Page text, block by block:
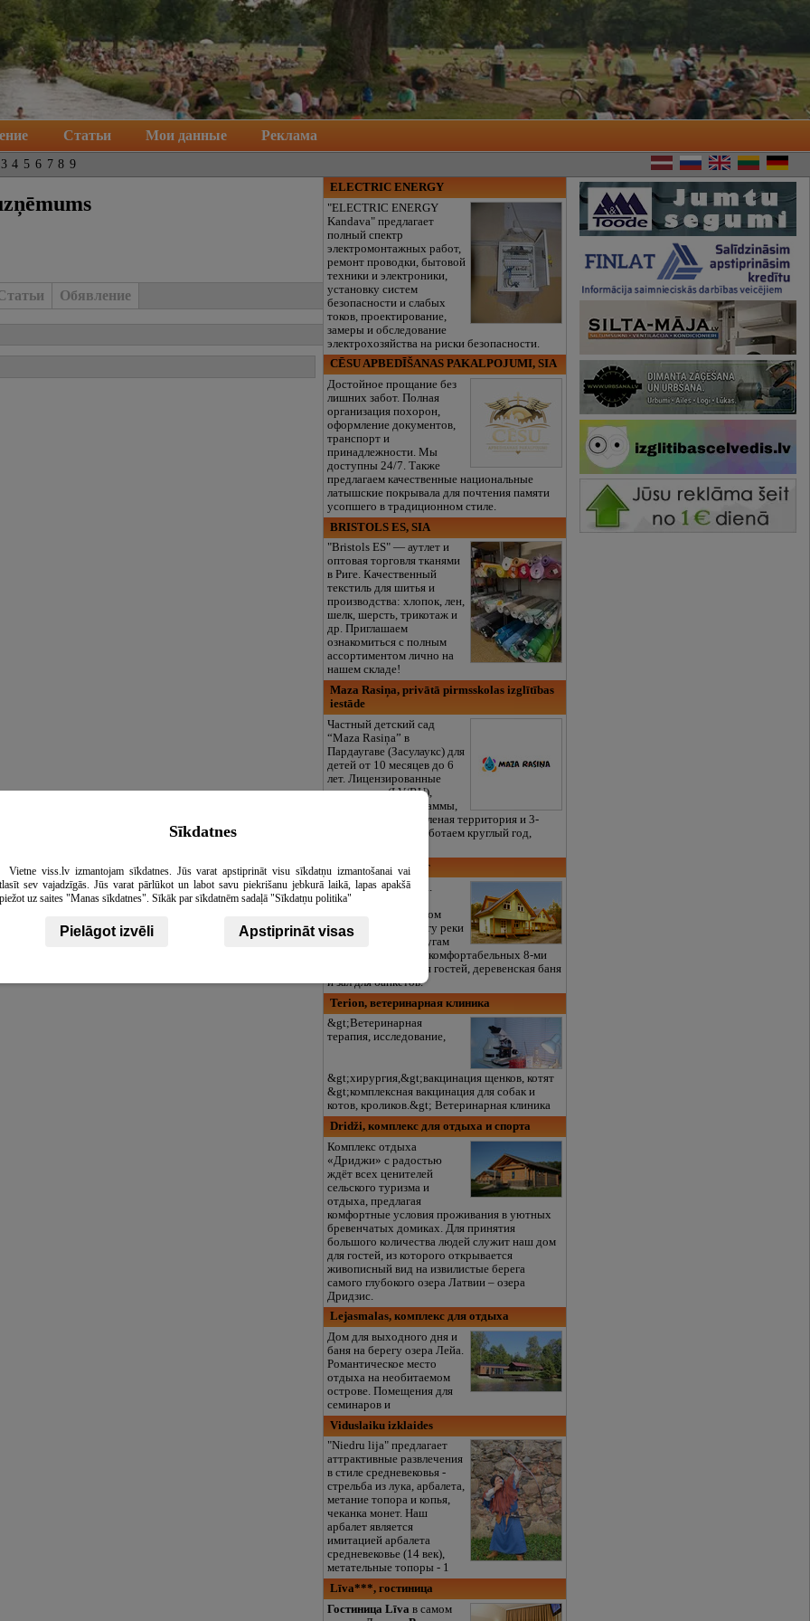
Статьи Мои данные Реклама
3 4 5 6 7 8 9
Обявление
ELECTRIC ENERGY
"ELECTRIC ENERGY
Kandava" предлагает
полный спектр
электромонтажных работ,
ремонт проводки, бытовой
техники и электроники,
установку систем
безопасности и слабых
токов, проектирование,
замеры и обследование
электрохозяйства на риски безопасности.
CĒSU APBEDĪŠANAS PAKALPOJUMI, SIA
Достойное прощание без
лишних забот. Полная
организация похорон,
оформление документов,
транспорт и
принадлежности. Мы
доступны 24/7. Также
предлагаем качественные национальные
латышские покрывала для почтения памяти
усопшего в традиционном стиле.
BRISTOLS ES, SIA
"Bristols ES" — аутлет и
оптовая торговля тканями
в Риге. Качественный
текстиль для шитья и
производства: хлопок, лен,
шелк, шерсть, трикотаж и
др. Приглашаем
ознакомиться с полным
ассортиментом лично на
нашем складе!
Maza Rasiņa, privātā pirmsskolas izglītības
iestāde
Частный детский сад
“Maza Rasiņa” в
Пардаугаве (Засулаукс) для
детей от 10 месяцев до 6
лет. Лицензированные
программы (LV/RU),
логопед, спецпрограммы,
кружки, большая зеленая территория и 3-
разовое питание. Работаем круглый год,
Jaunarāji, кемпинг
Обдых у реки Gauja.
Сможете приятно
отдохнуть в сосновом
лесу, на самом берегу реки
Gauja. К вашим услугам
будет пять новых и комфортабельных 8-ми
местных домика для гостей, деревенская баня
и зал для банкетов.
Terion, ветеринарная клиника
&gt;Ветеринарная
терапия, исследование,
&gt;хирургия,&gt;вакцинация щенков, котят
&gt;комплексная вакцинация для собак и
котов, кроликов.&gt; Ветеринарная клиника
Dridži, комплекс для отдыха и спорта
Комплекс отдыха
«Дриджи» с радостью
ждёт всех ценителей
сельского туризма и
отдыха, предлагая
комфортные условия проживания в уютных
бревенчатых домиках. Для принятия
большого количества людей служит наш дом
для гостей, из которого открывается
живописный вид на извилистые берега
самого глубокого озера Латвии – озера
Дридзис.
Lejasmalas, комплекс для отдыха
Дом для выходного дня и
баня на берегу озера Лейа.
Романтическое место
отдыха на необитаемом
острове. Помещения для
семинаров и
Viduslaiku izklaides
"Niedru lija" предлагает
аттрактивные развлечения
в стиле средневековья -
стрельба из лука, арбалета,
метание топора и копья,
чеканка монет. Наш
арбалет является
имитацией арбалета
средневековье (14 век),
метательные топоры - 1
Līva***, гостиница
Гостиница Līva в самом
Sīkdatnes
Vietne viss.lv izmantojam sīkdatnes. Jūs varat apstiprināt visu sīkdatņu izmantošanai vai
sev vajadzīgās. Jūs varat pārlūkot un labot savu piekrišanu jebkurā laikā, lapas apakšā
uz saites "Manas sīkdatnes". Sīkāk par sīkdatnēm sadaļā "Sīkdatņu politika"
Pielāgot izvēli Apstiprināt visas